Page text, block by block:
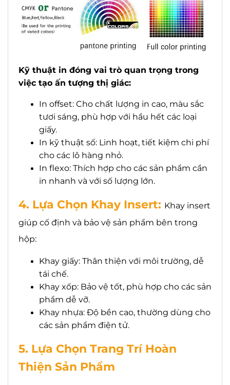
Kỹ thuật in đóng vai trò quan trọng trong
việc tạo ấn tượng thị giác:
In offset: Cho chất lượng in cao, màu sắc
tươi sáng, phù hợp với hầu hết các loại
giấy.
In kỹ thuật số: Linh hoạt, tiết kiệm chi phí
cho các lô hàng nhỏ.
In flexo: Thích hợp cho các sản phẩm cần
in nhanh và với số lượng lớn.
4. Lựa Chọn Khay Insert: Khay insert
giúp cố định và bảo vệ sản phẩm bên trong
hộp:
Khay giấy: Thân thiện với môi trường, dễ
tái chế.
Khay xốp: Bảo vệ tốt, phù hợp cho các sản
phẩm dễ vỡ.
Khay nhựa: Độ bền cao, thường dùng cho
các sản phẩm điện tử.
5. Lựa Chọn Trang Trí Hoàn
Thiện Sản Phẩm